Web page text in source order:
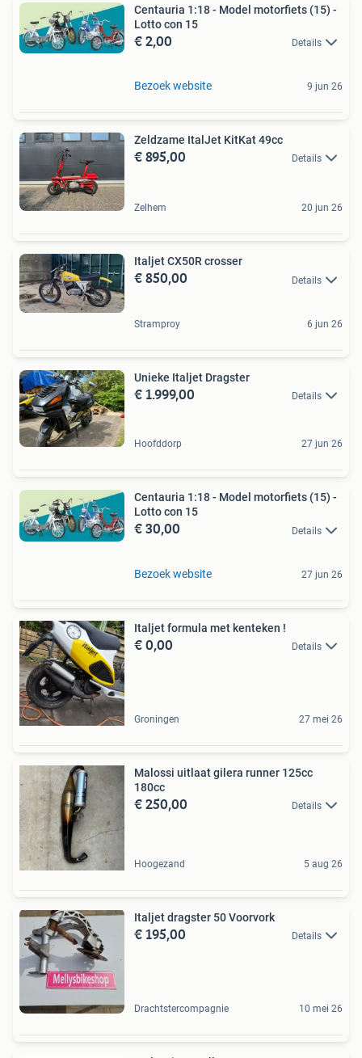
Centauria 1:18 - Model motorfiets (15) -
Lotto con 15
€ 2,00 Details
Bezoek website 9 jun 26
Zeldzame ItalJet KitKat 49cc
€ 895,00 Details
Zelhem 20 jun 26
Italjet CX50R crosser
€ 850,00 Details
Stramproy 6 jun 26
Unieke Italjet Dragster
€ 1.999,00 Details
Hoofddorp 27 jun 26
Centauria 1:18 - Model motorfiets (15) -
Lotto con 15
€ 30,00 Details
Bezoek website 27 jun 26
Italjet formula met kenteken !
€ 0,00 Details
Groningen 27 mei 26
Malossi uitlaat gilera runner 125cc
180cc
€ 250,00 Details
Hoogezand 5 aug 26
Italjet dragster 50 Voorvork
€ 195,00 Details
Drachtstercompagnie 10 mei 26